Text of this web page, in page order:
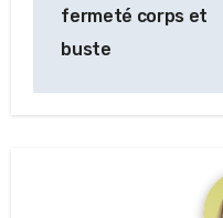
fermeté corps et
buste